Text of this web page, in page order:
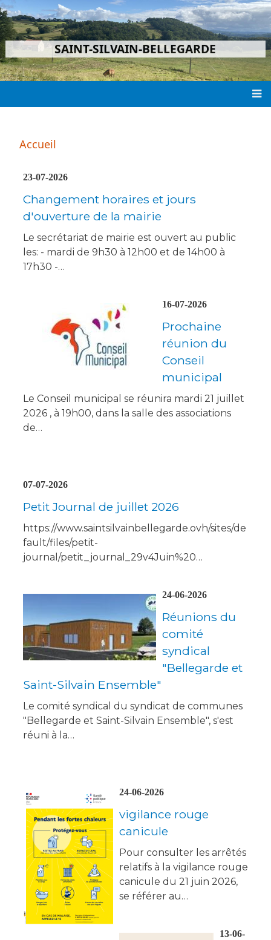
Aller
au
contenu
principal
SAINT-SILVAIN-BELLEGARDE
Accueil
23-07-2026
Changement horaires et jours
d'ouverture de la mairie
Le secrétariat de mairie est ouvert au public
les: - mardi de 9h30 à 12h00 et de 14h00 à
17h30 -…
16-07-2026
Prochaine
réunion du
Conseil
municipal
Le Conseil municipal se réunira mardi 21 juillet
2026 , à 19h00, dans la salle des associations
de…
07-07-2026
Petit Journal de juillet 2026
https://www.saintsilvainbellegarde.ovh/sites/de
fault/files/petit-
journal/petit_journal_29v4Juin%20…
24-06-2026
Réunions du
comité
syndical
"Bellegarde et
Saint-Silvain Ensemble"
Le comité syndical du syndicat de communes
"Bellegarde et Saint-Silvain Ensemble", s'est
réuni à la…
24-06-2026
vigilance rouge
canicule
Pour consulter les arrêtés
relatifs à la vigilance rouge
canicule du 21 juin 2026,
se référer au…
13-06-